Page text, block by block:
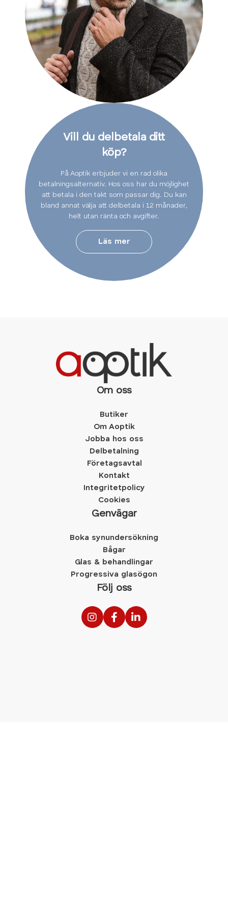
Vill du delbetala ditt
köp?
På Aoptik erbjuder vi en rad olika
betalningsalternativ. Hos oss har du möjlighet
att betala i den takt som passar dig. Du kan
bland annat välja att delbetala i 12 månader,
helt utan ränta och avgifter.
Läs mer
Om oss
Butiker
Om Aoptik
Jobba hos oss
Delbetalning
Företagsavtal
Kontakt
Integritetpolicy
Cookies
Genvägar
Boka synundersökning
Bågar
Glas & behandlingar
Progressiva glasögon
Följ oss